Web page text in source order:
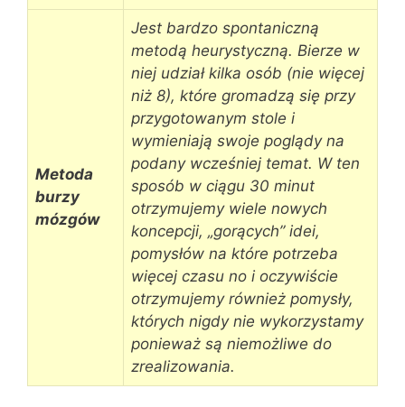
Metoda
burzy
mózgów
Jest bardzo spontaniczną
metodą heurystyczną. Bierze w
niej udział kilka osób (nie więcej
niż 8), które gromadzą się przy
przygotowanym stole i
wymieniają swoje poglądy na
podany wcześniej temat. W ten
sposób w ciągu 30 minut
otrzymujemy wiele nowych
koncepcji, „gorących” idei,
pomysłów na które potrzeba
więcej czasu no i oczywiście
otrzymujemy również pomysły,
których nigdy nie wykorzystamy
ponieważ są niemożliwe do
zrealizowania.